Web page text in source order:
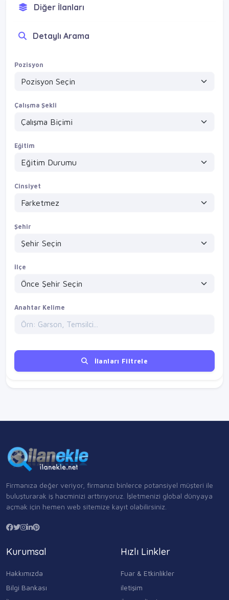
Diğer İlanları
Detaylı Arama
Pozisyon
Çalışma Şekli
Eğitim
Cinsiyet
Şehir
İlçe
Anahtar Kelime
İlanları Filtrele
Firmanıza değer veriyor, firmanızı binlerce potansiyel müşteri ile
buluşturarak iş hacminizi arttırıyoruz. İşletmenizi global dünyaya
açmak için hemen web sitemize kayıt olabilirsiniz.
Kurumsal
Hakkımızda
Bilgi Bankası
Hızlı Linkler
Fuar & Etkinlikler
iletişim